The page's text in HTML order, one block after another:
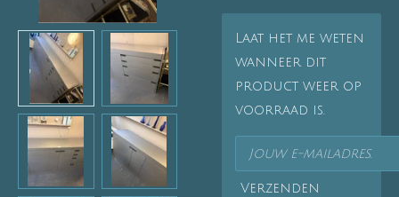
Laat het me weten
wanneer dit
product weer op
voorraad is.
Verzenden